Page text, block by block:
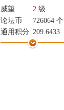
威望 2 级
论坛币
726064 个
通用积分 209.6433
学术水平
125 点